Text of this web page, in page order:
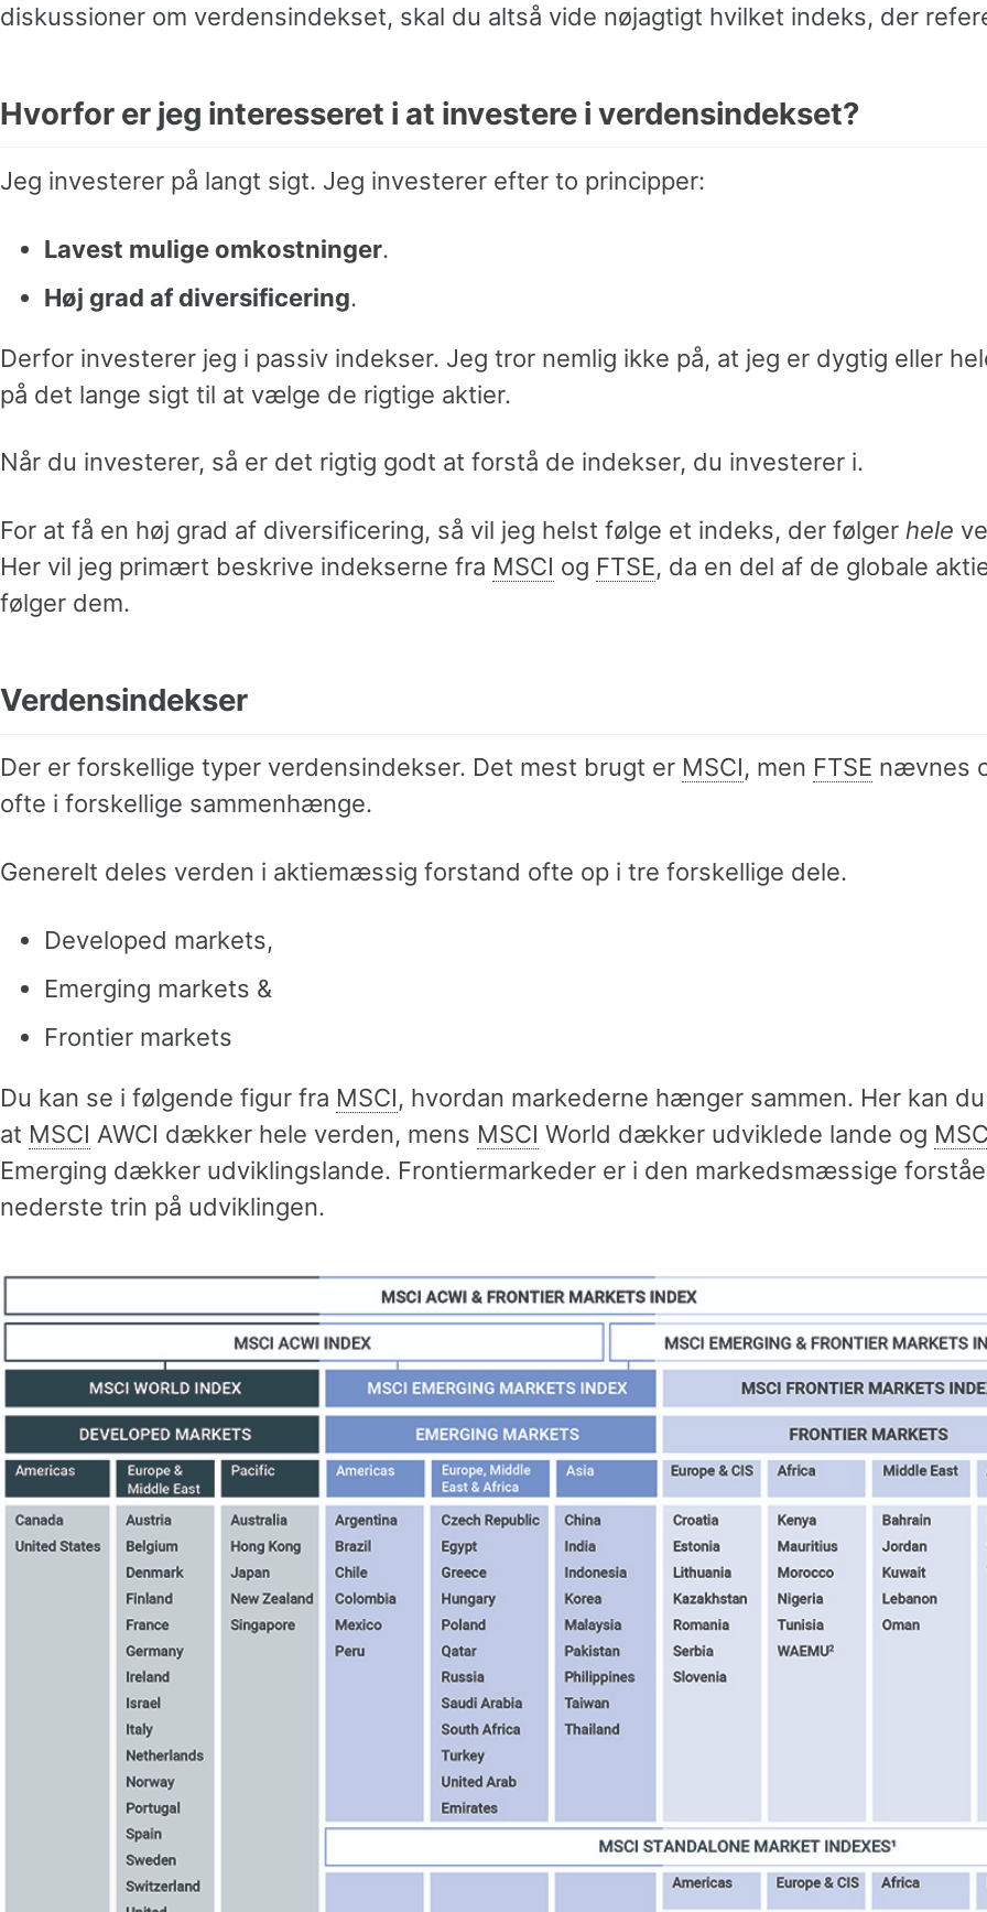
diskussioner om verdensindekset, skal du altså vide nøjagtigt hvilket indeks, der
Hvorfor er jeg interesseret i at investere i verdensindekset?
Jeg investerer på langt sigt. Jeg investerer efter to principper:
Lavest mulige omkostninger.
Høj grad af diversificering.
Derfor investerer jeg i passiv indekser. Jeg tror nemlig ikke på, at jeg er dygtig eller
på det lange sigt til at vælge de rigtige aktier.
Når du investerer, så er det rigtig godt at forstå de indekser, du investerer i.
For at få en høj grad af diversificering, så vil jeg helst følge et indeks, der følger hele
Her vil jeg primært beskrive indekserne fra MSCI og FTSE, da en del af de globale
følger dem.
Verdensindekser
Der er forskellige typer verdensindekser. Det mest brugt er MSCI, men FTSE nævnes
ofte i forskellige sammenhænge.
Generelt deles verden i aktiemæssig forstand ofte op i tre forskellige dele.
Developed markets,
Emerging markets &
Frontier markets
Du kan se i følgende figur fra MSCI, hvordan markederne hænger sammen. Her kan
at MSCI AWCI dækker hele verden, mens MSCI World dækker udviklede lande og
Emerging dækker udviklingslande. Frontiermarkeder er i den markedsmæssige
nederste trin på udviklingen.